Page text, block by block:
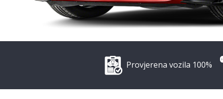
Provjerena vozila 100%